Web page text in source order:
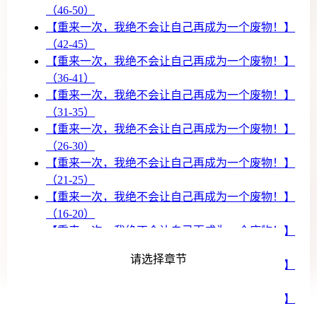
（46-50）
【重来一次，我绝不会让自己再成为一个废物！】
（42-45）
【重来一次，我绝不会让自己再成为一个废物！】
（36-41）
【重来一次，我绝不会让自己再成为一个废物！】
（31-35）
【重来一次，我绝不会让自己再成为一个废物！】
（26-30）
【重来一次，我绝不会让自己再成为一个废物！】
（21-25）
【重来一次，我绝不会让自己再成为一个废物！】
（16-20）
【重来一次，我绝不会让自己再成为一个废物！】
【重来一次，我绝不会让自己再成为一个废物！】
【重来一次，我绝不会让自己再成为一个废物！】
请选择章节